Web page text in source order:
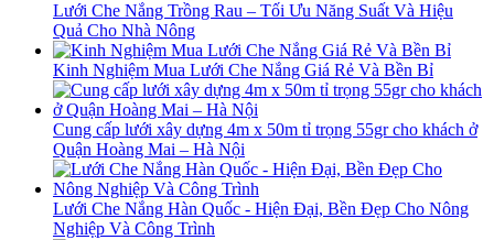
Lưới Che Nắng Trồng Rau – Tối Ưu Năng Suất Và Hiệu
Quả Cho Nhà Nông
Kinh Nghiệm Mua Lưới Che Nắng Giá Rẻ Và Bền Bỉ
Cung cấp lưới xây dựng 4m x 50m tỉ trọng 55gr cho khách ở
Quận Hoàng Mai – Hà Nội
Lưới Che Nắng Hàn Quốc - Hiện Đại, Bền Đẹp Cho Nông
Nghiệp Và Công Trình